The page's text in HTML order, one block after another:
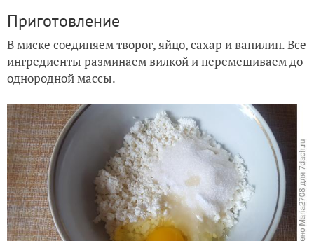
Приготовление
В миске соединяем творог, яйцо, сахар и ванилин. Все
ингредиенты разминаем вилкой и перемешиваем до
однородной массы.